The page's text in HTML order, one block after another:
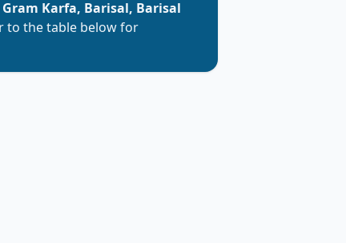
Gram Karfa, Barisal, Barisal
to the table below for